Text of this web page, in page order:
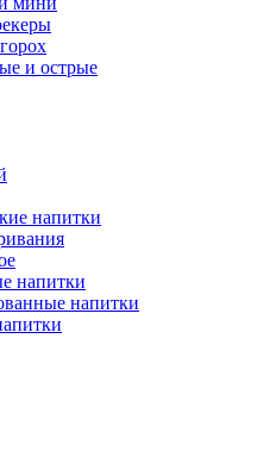
и острые
напитки
напитки
напитки